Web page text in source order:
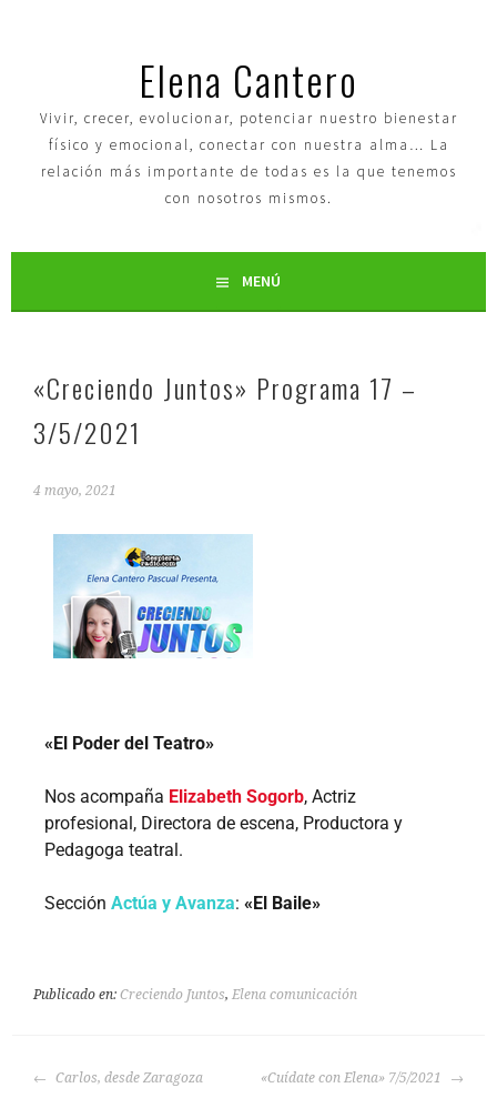
Elena Cantero
Vivir, crecer, evolucionar, potenciar nuestro bienestar
físico y emocional, conectar con nuestra alma… La
relación más importante de todas es la que tenemos
con nosotros mismos.
MENÚ
«Creciendo Juntos» Programa 17 –
3/5/2021
4 mayo, 2021
«El Poder del Teatro»
Nos acompaña Elizabeth Sogorb, Actriz
profesional, Directora de escena, Productora y
Pedagoga teatral.
SecciónActúa y Avanza:«El Baile»
Publicado en:Creciendo Juntos,Elena comunicación
Carlos, desde Zaragoza «Cuídate con Elena» 7/5/2021